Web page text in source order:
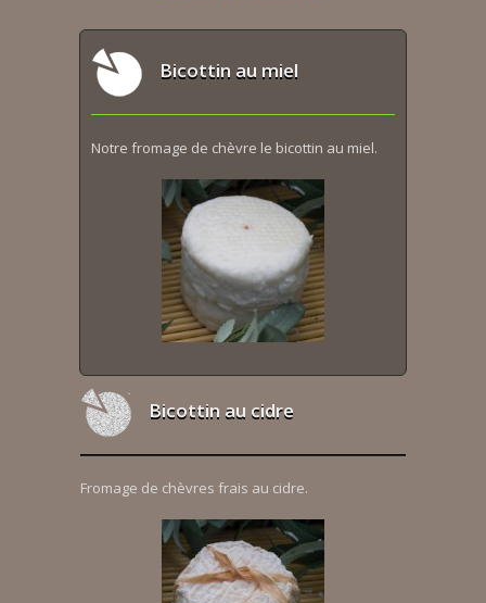
Bicottin au miel
Notre fromage de chèvre le bicottin au miel.
Bicottin au cidre
Fromage de chèvres frais au cidre.